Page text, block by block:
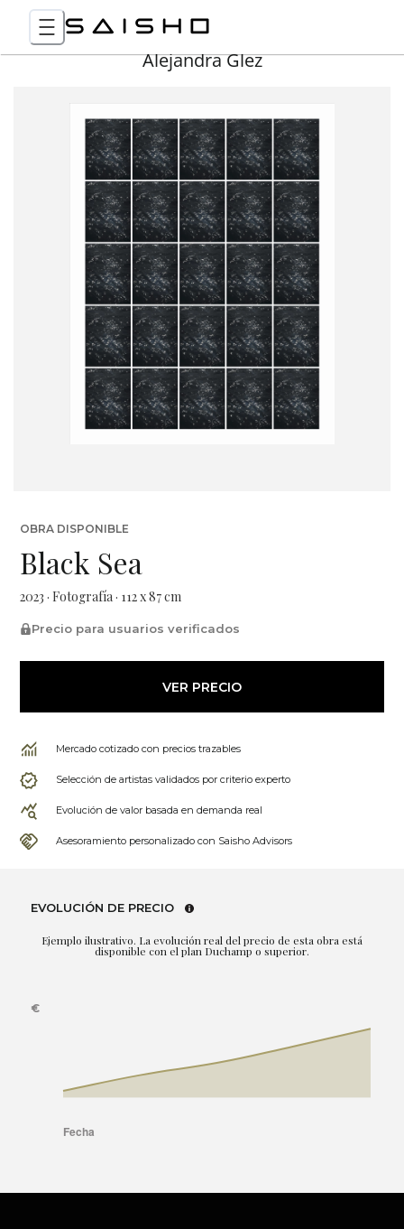
Alejandra Glez
OBRA DISPONIBLE
Black Sea
2023 · Fotografía · 112 x 87 cm
Precio para usuarios verificados
VER PRECIO
Mercado cotizado con precios trazables
Selección de artistas validados por criterio experto
Evolución de valor basada en demanda real
Asesoramiento personalizado con Saisho Advisors
EVOLUCIÓN DE PRECIO
Ejemplo ilustrativo. La evolución real del precio de esta obra está
disponible con el plan Duchamp o superior.